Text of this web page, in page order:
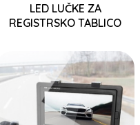
LED LUČKE ZA
REGISTRSKO TABLICO